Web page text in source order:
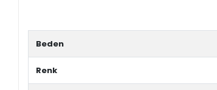
Beden
Renk